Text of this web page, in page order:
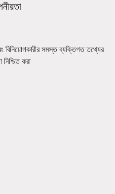
বিনিয়োগকারীর সমস্ত ব্যক্তিগত তথ্যের
নিশ্চিত করা